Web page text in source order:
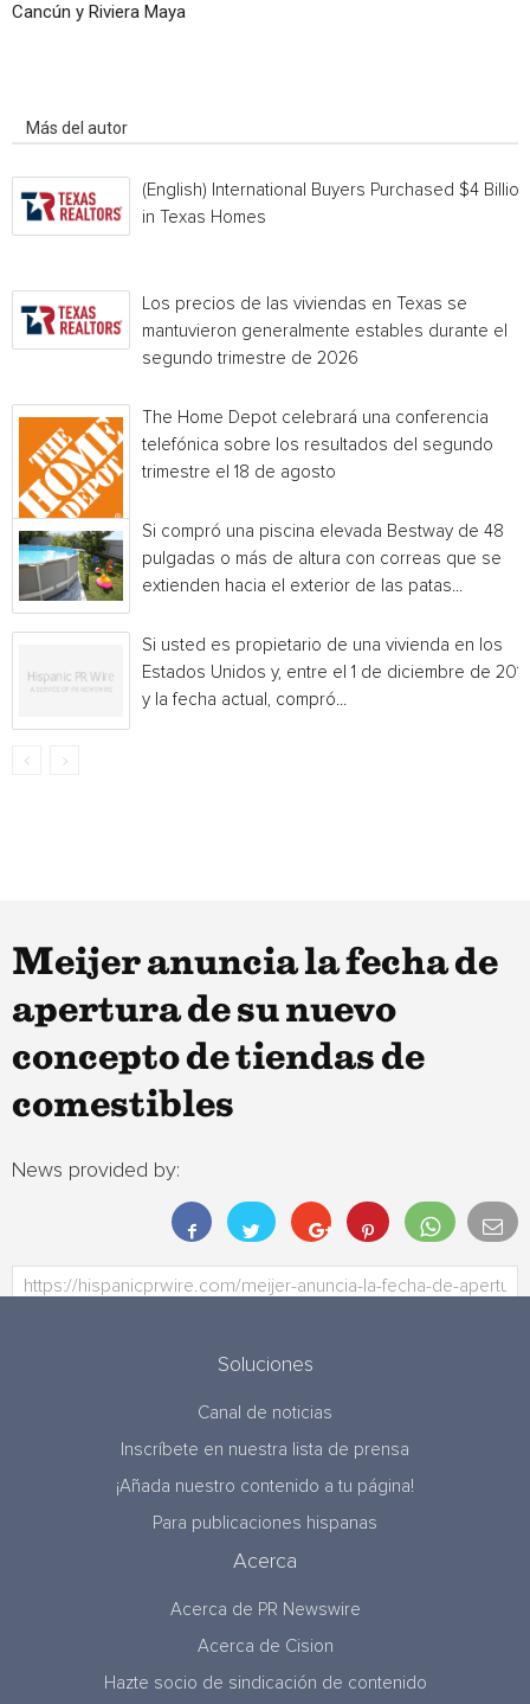
Cancún y Riviera Maya
Más del autor
(English) International Buyers Purchased $4 Billion
in Texas Homes
Los precios de las viviendas en Texas se
mantuvieron generalmente estables durante el
segundo trimestre de 2026
The Home Depot celebrará una conferencia
telefónica sobre los resultados del segundo
trimestre el 18 de agosto
Si compró una piscina elevada Bestway de 48
pulgadas o más de altura con correas que se
extienden hacia el exterior de las patas...
Si usted es propietario de una vivienda en los
Estados Unidos y, entre el 1 de diciembre de
y la fecha actual, compró...
Meijer anuncia la fecha de
apertura de su nuevo
concepto de tiendas de
comestibles
News provided by:
Soluciones
Canal de noticias
Inscríbete en nuestra lista de prensa
¡Añada nuestro contenido a tu página!
Para publicaciones hispanas
Acerca
Acerca de PR Newswire
Acerca de Cision
Hazte socio de sindicación de contenido